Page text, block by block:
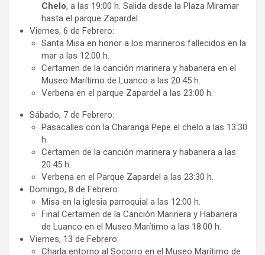
Chelo, a las 19:00 h. Salida desde la Plaza Miramar
hasta el parque Zapardel.
Viernes, 6 de Febrero:
Santa Misa en honor a los marineros fallecidos en la
mar a las 12:00 h.
Certamen de la canción marinera y habanera en el
Museo Marítimo de Luanco a las 20:45 h.
Verbena en el parque Zapardel a las 23:00 h.
Sábado, 7 de Febrero:
Pasacalles con la Charanga Pepe el chelo a las 13:30
h.
Certamen de la canción marinera y habanera a las
20:45 h.
Verbena en el Parque Zapardel a las 23:30 h.
Domingo, 8 de Febrero:
Misa en la iglesia parroquial a las 12:00 h.
Final Certamen de la Canción Marinera y Habanera
de Luanco en el Museo Marítimo a las 18:00 h.
Viernes, 13 de Febrero:
Charla entorno al Socorro en el Museo Marítimo de